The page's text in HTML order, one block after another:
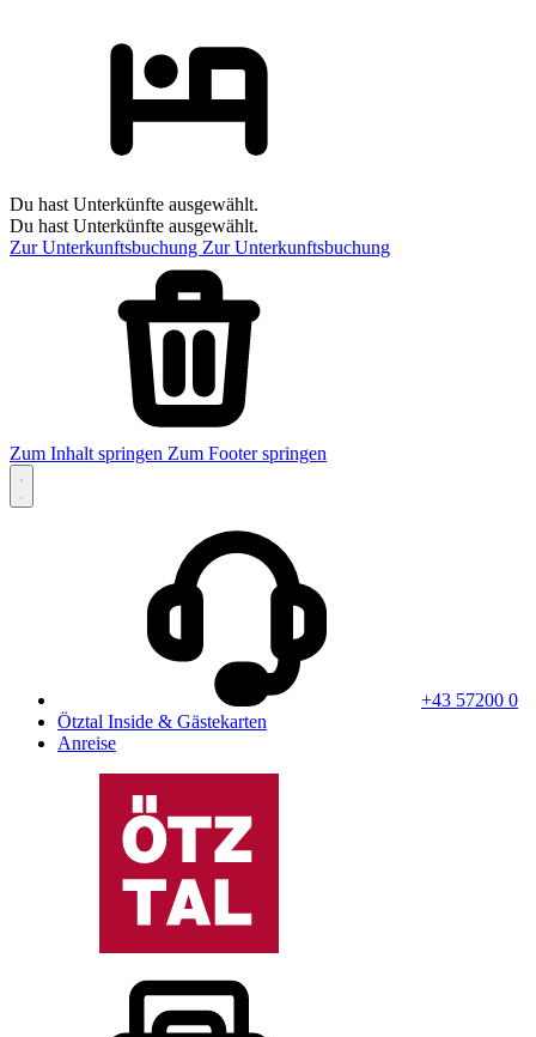
Du hast Unterkünfte ausgewählt.
Du hast Unterkünfte ausgewählt.
Zur Unterkunftsbuchung Zur Unterkunftsbuchung
Zum Inhalt springen Zum Footer springen
+43 57200 0
Ötztal Inside & Gästekarten
Anreise